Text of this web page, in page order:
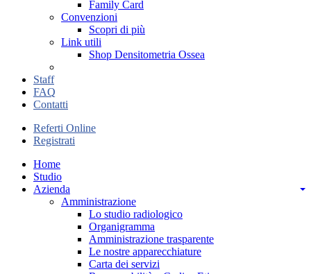
Family Card
Convenzioni
Scopri di più
Link utili
Shop Densitometria Ossea
Staff
FAQ
Contatti
Referti Online
Registrati
Home
Studio
Azienda
Amministrazione
Lo studio radiologico
Organigramma
Amministrazione trasparente
Le nostre apparecchiature
Carta dei servizi